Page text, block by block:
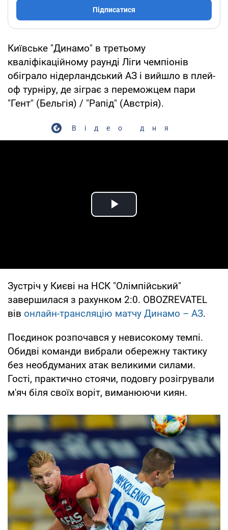
Підписатися
Київське "Динамо" в третьому
кваліфікаційному раунді Ліги чемпіонів
обіграло нідерландський АЗ і вийшло в плей-
оф турніру, де зіграє з переможцем пари
"Гент" (Бельгія) / "Рапід" (Австрія).
Відео дня
Play Video
Зустріч у Києві на НСК "Олімпійський"
завершилася з рахунком 2:0. OBOZREVATEL
вів онлайн-трансляцію матчу Динамо – АЗ.
Поєдинок розпочався у невисокому темпі.
Обидві команди вибрали обережну тактику
без необдуманих атак великими силами.
Гості, практично стоячи, подовгу розігрували
м'яч біля своїх воріт, виманюючи киян.